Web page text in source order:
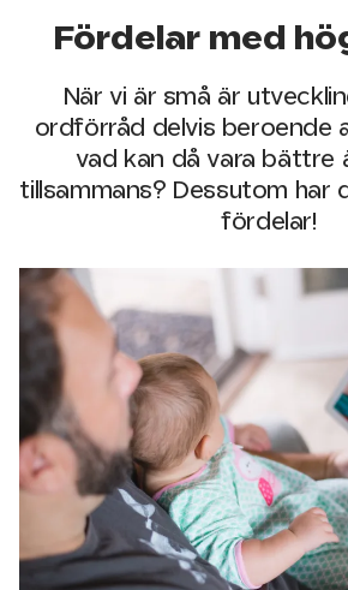
Fördelar med
När vi är små är
ordförråd delvis beroende
vad kan då vara bättre
tillsammans? Dessutom har
fördelar!